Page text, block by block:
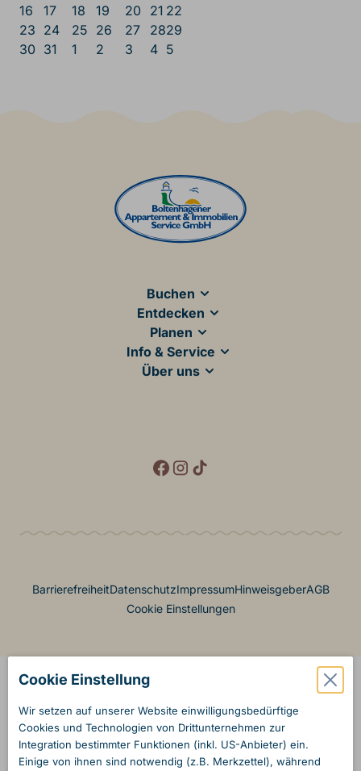
16
17 18 19 20 21 22
23 24 25 26 27 2829
30 31 1 2 3 4 5
Buchen
Entdecken
Planen
Info & Service
Über uns
Social Media
Footer Menü
BarrierefreiheitDatenschutzImpressumHinweisgeberAGB
Cookie Einstellungen
Cookie Einstellung
Wir setzen auf unserer Website einwilligungs­bedürftige
Cookies und Technologien von Dritt­unternehmen zur
Integration bestimmter Funktionen (inkl. US-Anbieter) ein.
Einige von ihnen sind notwendig (z.B. Merkzettel), während